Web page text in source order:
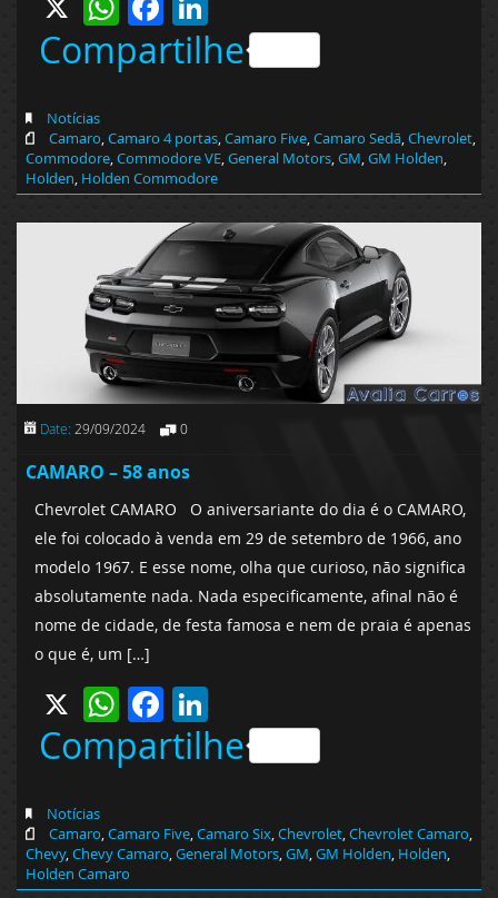
Compartilhe
Notícias
Camaro,Camaro 4 portas,Camaro Five,Camaro Sedã,Chevrolet,
Commodore,Commodore VE,General Motors,GM,GM Holden,
Holden, Holden Commodore
Date: 29/09/2024 0
CAMARO – 58 anos
Chevrolet CAMARO O aniversariante do dia é o CAMARO,
ele foi colocado à venda em 29 de setembro de 1966, ano
modelo 1967. E esse nome, olha que curioso, não significa
absolutamente nada. Nada especificamente, afinal não é
nome de cidade, de festa famosa e nem de praia é apenas
o que é, um […]
X WhatsApp
Facebook
Compartilhe
Notícias
Camaro,Camaro Five,Camaro Six,Chevrolet,Chevrolet Camaro,
Chevy,Chevy Camaro,General Motors,GM,GM Holden, Holden,
Holden Camaro